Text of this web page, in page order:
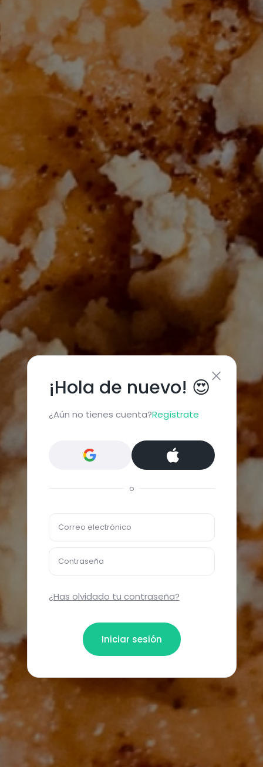
¡Hola de nuevo! 😍
¿Aún no tienes cuenta?Regístrate
o
Correo electrónico
Contraseña
¿Has olvidado tu contraseña?
Iniciar sesión